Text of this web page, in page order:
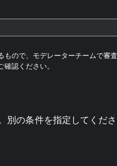
ので、モデレーターチームで審
確認ください。
の条件を指定してくださ